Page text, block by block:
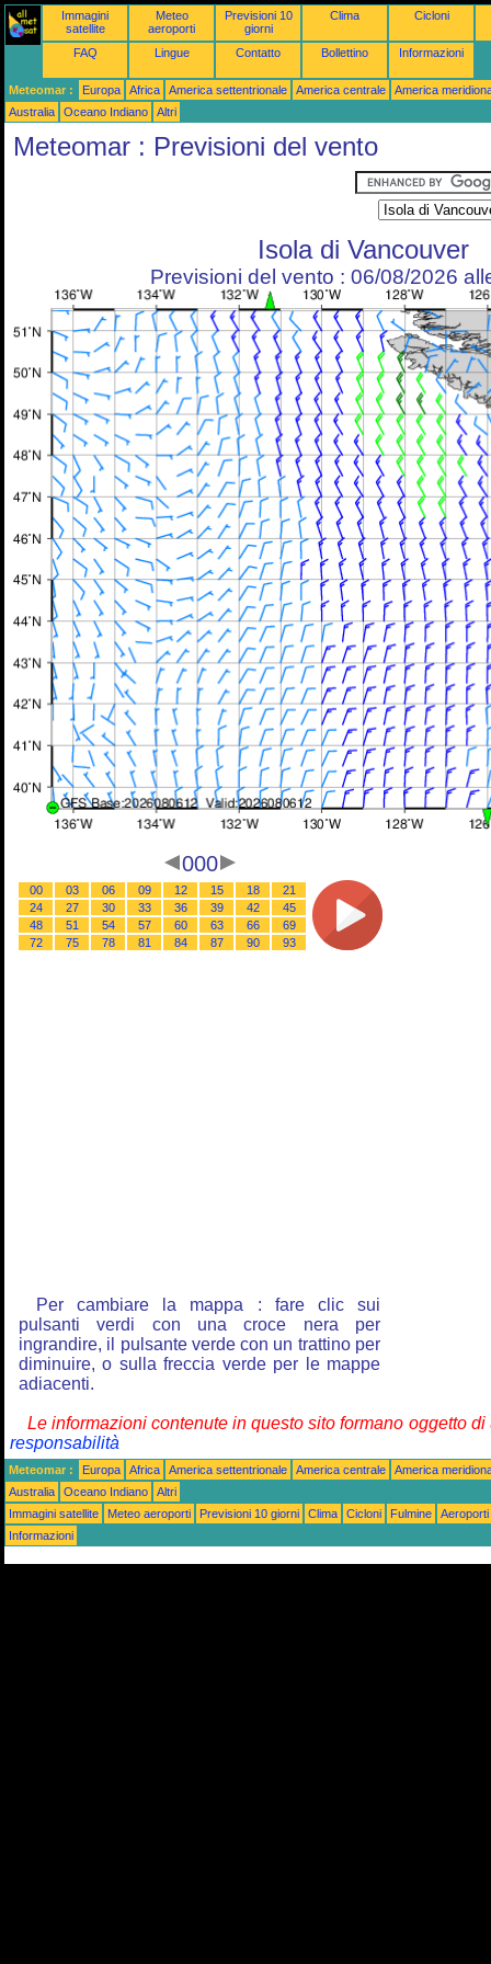
Immagini
satellite
Meteo
aeroporti
Previsioni 10
giorni
Clima Cicloni
FAQ Lingue Contatto Bollettino Informazioni
Meteomar : Europa Africa America settentrionale America centrale
America
Australia
Oceano Indiano Altri
Meteomar : Previsioni del vento
Isola di Vancouver
Previsioni del vento : 06/08/2026
000
00 03 06 09 12 15 18
21
24
27 30 33 36 39 42
45
48
51 54 57 60 63 66
69
72
75 78 81 84 87 90 93
Per cambiare la mappa : fare clic sui
pulsanti verdi con una croce nera per
ingrandire, il pulsante verde con un trattino per
diminuire, o sulla freccia verde per le mappe
adiacenti.
Le informazioni contenute in questo sito formano oggetto
responsabilità
Meteomar : Europa Africa America settentrionale America centrale
America
Australia
Oceano Indiano
Altri
Immagini satellite
Meteo aeroporti Previsioni 10 giorni Clima Cicloni Fulmine
Aeroporti
Informazioni